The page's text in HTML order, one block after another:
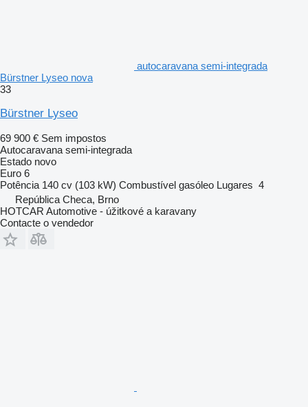
autocaravana semi-integrada
Bürstner Lyseo nova
33
Bürstner Lyseo
69 900 € Sem impostos
Autocaravana semi-integrada
Estado novo
Euro 6
Potência 140 cv (103 kW) Combustível gasóleo Lugares 4
República Checa, Brno
HOTCAR Automotive - úžitkové a karavany
Contacte o vendedor